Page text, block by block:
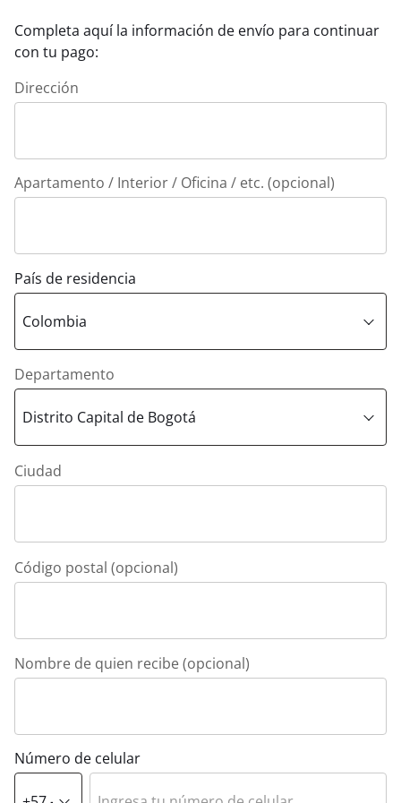
Completa aquí la información de envío para continuar
con tu pago:
Dirección
Apartamento / Interior / Oficina / etc. (opcional)
País de residencia
Departamento
Ciudad
Código postal (opcional)
Nombre de quien recibe (opcional)
Número de celular